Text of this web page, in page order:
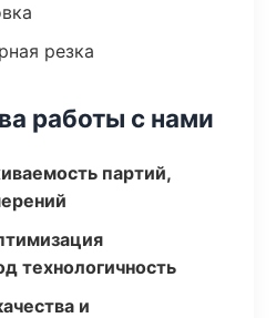
резка
работы с нами
партий,
технологичность
и